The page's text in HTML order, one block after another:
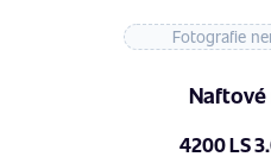
Fotografie
4200 LS